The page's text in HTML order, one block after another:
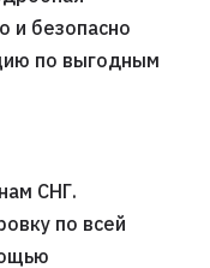
и безопасно
по выгодным
СНГ.
по всей